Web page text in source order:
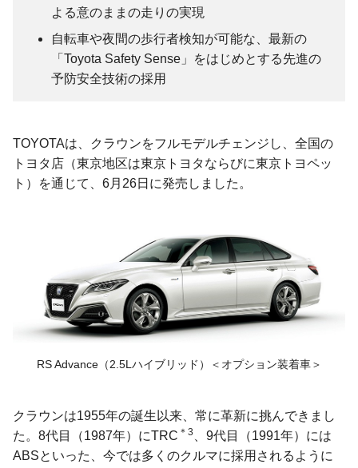
よる意のままの走りの実現
自転車や夜間の歩行者検知が可能な、最新の
「Toyota Safety Sense」をはじめとする先進の
予防安全技術の採用
TOYOTAは、クラウンをフルモデルチェンジし、全国の
トヨタ店（東京地区は東京トヨタならびに東京トヨペッ
ト）を通じて、6月26日に発売しました。
RS Advance（2.5Lハイブリッド） ＜オプション装着車＞
クラウンは1955年の誕生以来、常に革新に挑んできまし
た。8代目（1987年）にTRC ＊3
、9代目（1991年）には
ABSといった、今では多くのクルマに採用されるように